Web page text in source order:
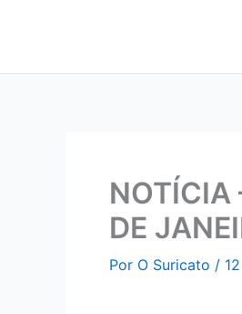
NOTÍCIA
DE
Por O Suricato /